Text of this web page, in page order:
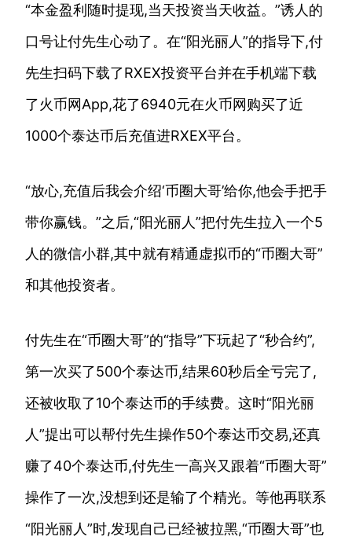
“本金盈利随时提现,当天投资当天收益。”诱人的
口号让付先生心动了。在“阳光丽人”的指导下,付
先生扫码下载了RXEX投资平台并在手机端下载
了火币网App,花了6940元在火币网购买了近
1000个泰达币后充值进RXEX平台。
“放心,充值后我会介绍‘币圈大哥’给你,他会手把手
带你赢钱。”之后,“阳光丽人”把付先生拉入一个5
人的微信小群,其中就有精通虚拟币的“币圈大哥”
和其他投资者。
付先生在“币圈大哥”的“指导”下玩起了“秒合约”,
第一次买了500个泰达币,结果60秒后全亏完了,
还被收取了10个泰达币的手续费。这时“阳光丽
人”提出可以帮付先生操作50个泰达币交易,还真
赚了40个泰达币,付先生一高兴又跟着“币圈大哥”
操作了一次,没想到还是输了个精光。等他再联系
“阳光丽人”时,发现自己已经被拉黑,“币圈大哥”也